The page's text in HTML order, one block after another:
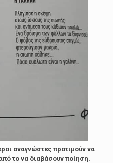
αναγνώστες προτιμούν να
το να διαβάσουν ποίηση.